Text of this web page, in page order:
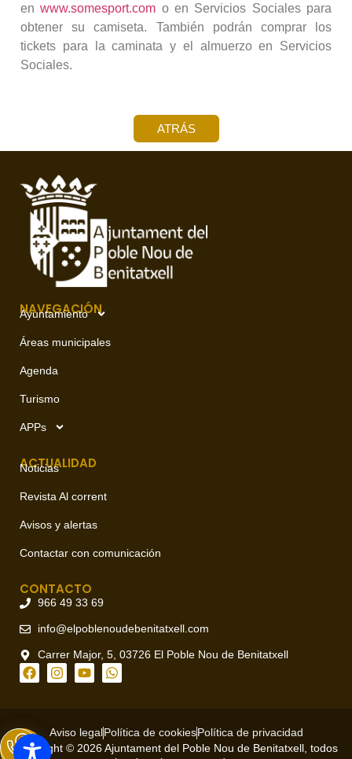
enwww.somesport.com o en Servicios Sociales para
obtener su camiseta. También podrán comprar los
tickets para la caminata y el almuerzo en Servicios
Sociales.
ATRÁS
NAVEGACIÓN
Ayuntamiento
Áreas municipales
Agenda
Turismo
APPs
ACTUALIDAD
Noticias
Revista Al corrent
Avisos y alertas
Contactar con comunicación
CONTACTO
966 49 33 69
info@elpoblenoudebenitatxell.com
Carrer Major, 5, 03726 El Poble Nou de Benitatxell
Aviso legalPolítica de cookiesPolítica de privacidad
Copyright © 2026 Ajuntament del Poble Nou de Benitatxell, todos